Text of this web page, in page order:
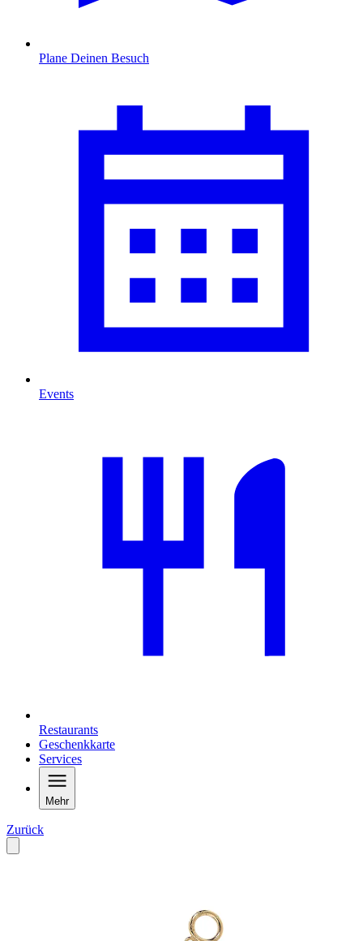
Plane Deinen Besuch
Events
Restaurants
Geschenkkarte
Services
Mehr
Zurück